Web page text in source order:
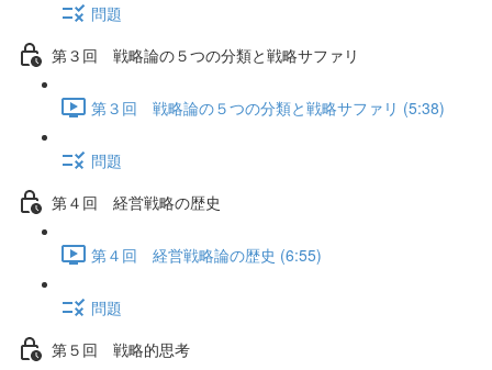
問題
第３回 戦略論の５つの分類と戦略サファリ
第３回 戦略論の５つの分類と戦略サファリ (5:38)
問題
第４回 経営戦略の歴史
第４回 経営戦略論の歴史 (6:55)
問題
第５回 戦略的思考